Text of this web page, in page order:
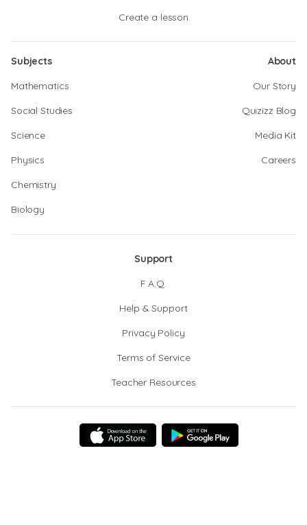
Create a lesson
Subjects
Mathematics
Social Studies
Science
Physics
Chemistry
Biology
About
Our Story
Quizizz Blog
Media Kit
Careers
Support
F.A.Q.
Help & Support
Privacy Policy
Terms of Service
Teacher Resources